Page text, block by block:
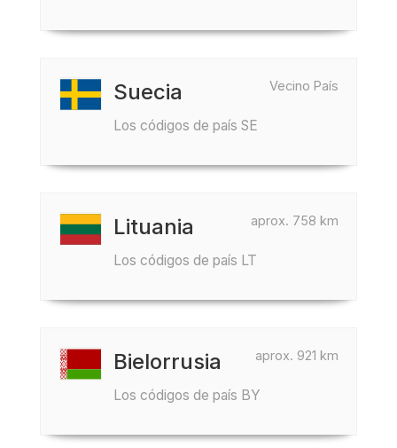
Vecino País
Suecia
Los códigos de país SE
aprox. 758 km
Lituania
Los códigos de país LT
aprox. 921 km
Bielorrusia
Los códigos de país BY